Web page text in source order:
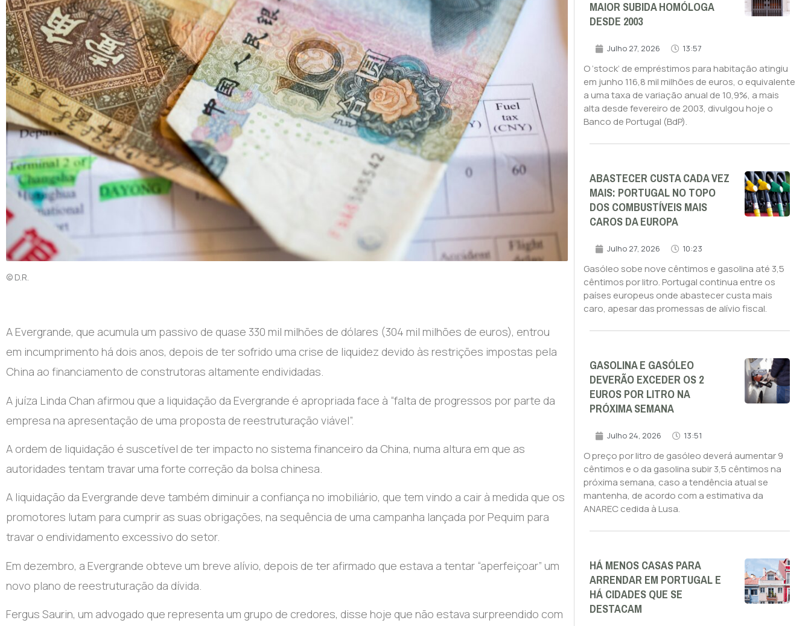
© D.R.
A Evergrande, que acumula um passivo de quase 330 mil milhões de dólares (304 mil milhões de euros), entrou
em incumprimento há dois anos, depois de ter sofrido uma crise de liquidez devido às restrições impostas pela
China ao financiamento de construtoras altamente endividadas.
A juíza Linda Chan afirmou que a liquidação da Evergrande é apropriada face à “falta de progressos por parte da
empresa na apresentação de uma proposta de reestruturação viável”.
A ordem de liquidação é suscetível de ter impacto no sistema financeiro da China, numa altura em que as
autoridades tentam travar uma forte correção da bolsa chinesa.
A liquidação da Evergrande deve também diminuir a confiança no imobiliário, que tem vindo a cair à medida que os
promotores lutam para cumprir as suas obrigações, na sequência de uma campanha lançada por Pequim para
travar o endividamento excessivo do setor.
Em dezembro, a Evergrande obteve um breve alívio, depois de ter afirmado que estava a tentar “aperfeiçoar” um
novo plano de reestruturação da dívida.
Fergus Saurin, um advogado que representa um grupo de credores, disse hoje que não estava surpreendido com
MAIOR SUBIDA HOMÓLOGA
DESDE 2003
Julho 27, 2026 13:57
O ‘stock’ de empréstimos para habitação atingiu
em junho 116,8 mil milhões de euros, o equivalente
a uma taxa de variação anual de 10,9%, a mais
alta desde fevereiro de 2003, divulgou hoje o
Banco de Portugal (BdP).
ABASTECER CUSTA CADA VEZ
MAIS: PORTUGAL NO TOPO
DOS COMBUSTÍVEIS MAIS
CAROS DA EUROPA
Julho 27, 2026 10:23
Gasóleo sobe nove cêntimos e gasolina até 3,5
cêntimos por litro. Portugal continua entre os
países europeus onde abastecer custa mais
caro, apesar das promessas de alívio fiscal.
GASOLINA E GASÓLEO
DEVERÃO EXCEDER OS 2
EUROS POR LITRO NA
PRÓXIMA SEMANA
Julho 24, 2026 13:51
O preço por litro de gasóleo deverá aumentar 9
cêntimos e o da gasolina subir 3,5 cêntimos na
próxima semana, caso a tendência atual se
mantenha, de acordo com a estimativa da
ANAREC cedida à Lusa.
HÁ MENOS CASAS PARA
ARRENDAR EM PORTUGAL E
HÁ CIDADES QUE SE
DESTACAM